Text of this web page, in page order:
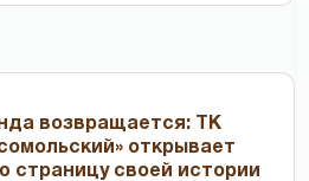
возвращается: ТК
открывает
страницу своей истории